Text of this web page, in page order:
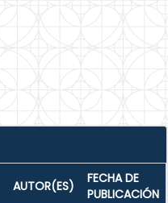
AUTOR(ES)
FECHA DE
PUBLICACIÓN